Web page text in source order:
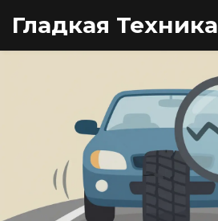
Гладкая Техника